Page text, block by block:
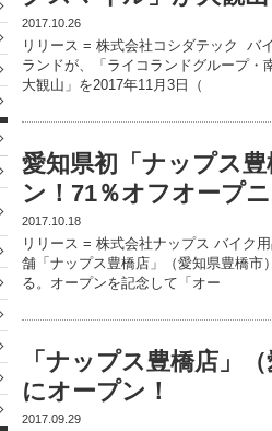
2017.10.26
リリース = 株式会社コシダテック バ
ランドが、「ライコランドグループ
大観山」を2017年11月3日（
愛知県初「ナップス
ン！71％オフオープ
2017.10.18
リリース = 株式会社ナップス バイク
舗「ナップス豊橋店」（愛知県豊橋市
る。オープンを記念して「オー
「ナップス豊橋店」
にオープン！
2017.09.29